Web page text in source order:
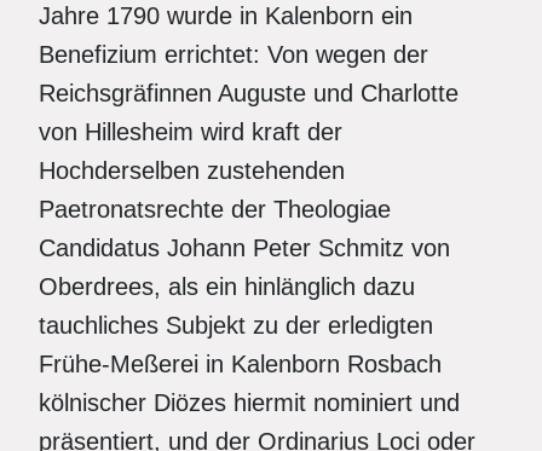
Jahre 1790 wurde in Kalenborn ein
Benefizium errichtet: Von wegen der
Reichsgräfinnen Auguste und Charlotte
von Hillesheim wird kraft der
Hochderselben zustehenden
Paetronatsrechte der Theologiae
Candidatus Johann Peter Schmitz von
Oberdrees, als ein hinlänglich dazu
tauchliches Subjekt zu der erledigten
Frühe-Meßerei in Kalenborn Rosbach
kölnischer Diözes hiermit nominiert und
präsentiert, und der Ordinarius Loci oder